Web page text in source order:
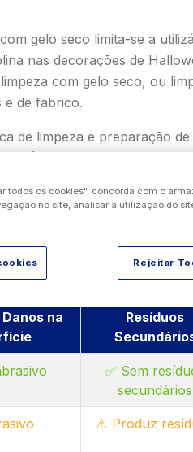
nas decorações de
com gelo seco, ou
e de fabrico.
de limpeza e preparação
(CO₂) sólido, projetadas
do substrato
cáustica, pois prepara
é que a limpeza
contaminantes
na
Resíduos
✅ Sem
secundários
⚠️ Produz
todos os cookies", concorda com o
no site, analisar a utilização do
Rejeitar